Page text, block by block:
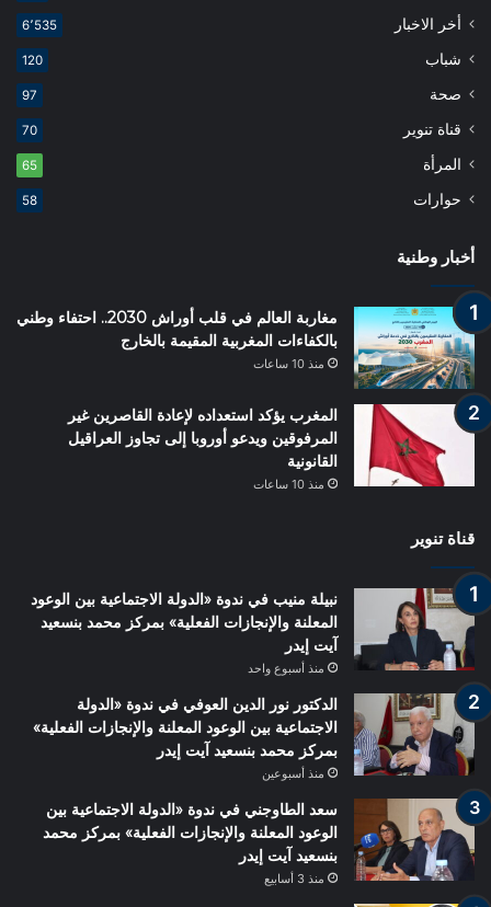
أخر الاخبار 6٬535
شباب 120
صحة 97
قناة تنوير 70
المرأة 65
حوارات 58
أخبار وطنية
مغاربة العالم في قلب أوراش 2030.. احتفاء وطني
بالكفاءات المغربية المقيمة بالخارج
منذ 10 ساعات
المغرب يؤكد استعداده لإعادة القاصرين غير
المرفوقين ويدعو أوروبا إلى تجاوز العراقيل
القانونية
منذ 10 ساعات
قناة تنوير
نبيلة منيب في ندوة «الدولة الاجتماعية بين الوعود
المعلنة والإنجازات الفعلية» بمركز محمد بنسعيد
آيت إيدر
منذ أسبوع واحد
الدكتور نور الدين العوفي في ندوة «الدولة
الاجتماعية بين الوعود المعلنة والإنجازات الفعلية»
بمركز محمد بنسعيد آيت إيدر
منذ أسبوعين
سعد الطاوجني في ندوة «الدولة الاجتماعية بين
الوعود المعلنة والإنجازات الفعلية» بمركز محمد
بنسعيد آيت إيدر
منذ 3 أسابيع